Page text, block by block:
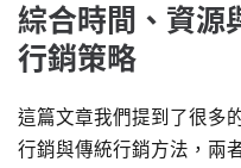
綜合時間、資源
行銷策略
這篇文章我們提到了很多
行銷與傳統行銷方法，兩